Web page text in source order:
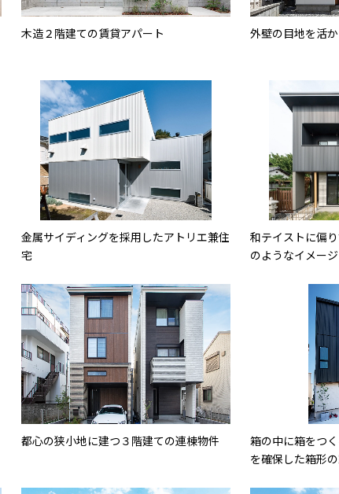
木造２階建ての賃貸アパート 外壁の目地を活
金属サイディングを採用したアトリエ兼住
宅
和テイストに偏
のようなイメージ
都心の狭小地に建つ３階建ての連棟物件
箱の中に箱をつ
を確保した箱形